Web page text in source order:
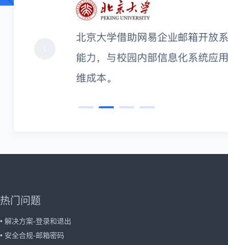
热门问题
• 解决方案-登录和退出
• 安全合规-邮箱密码